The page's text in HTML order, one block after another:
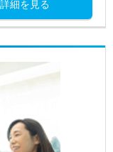
詳細を見る